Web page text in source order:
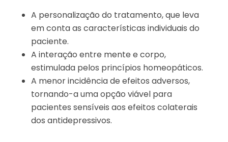
A personalização do tratamento, que leva
em conta as características individuais do
paciente.
A interação entre mente e corpo,
estimulada pelos princípios homeopáticos.
A menor incidência de efeitos adversos,
tornando-a uma opção viável para
pacientes sensíveis aos efeitos colaterais
dos antidepressivos.